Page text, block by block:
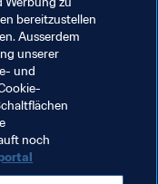
CAF
bereitzustellen
Ausserdem
unserer
und
noch